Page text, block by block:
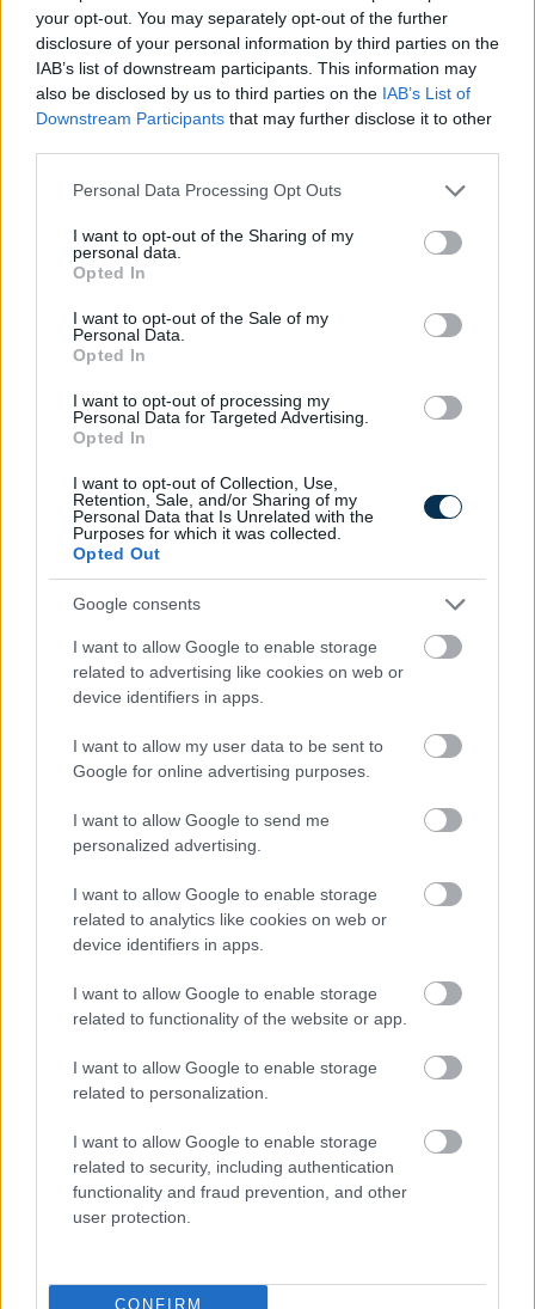
your opt-out. You may separately opt-out of the further
disclosure of your personal information by third parties on the
IAB’s list of downstream participants. This information may
also be disclosed by us to third parties on the IAB’s List of
Downstream Participants that may further disclose it to other
Please note that this website/app uses one or more Google
not limited to your visit or usage behaviour. You may click to
grant or deny consent to Google and its third-party tags to
use your data for below specified purposes in below Google
consent section.
Personal Data Processing Opt Outs
I want to opt-out of the Sharing of my
personal data.
Opted In
I want to opt-out of the Sale of my
Personal Data.
Opted In
I want to opt-out of processing my
Personal Data for Targeted Advertising.
Opted In
I want to opt-out of Collection, Use,
Retention, Sale, and/or Sharing of my
Personal Data that Is Unrelated with the
Purposes for which it was collected.
Opted Out
Google consents
I want to allow Google to enable storage
related to advertising like cookies on web or
device identifiers in apps.
I want to allow my user data to be sent to
Google for online advertising purposes.
I want to allow Google to send me
personalized advertising.
I want to allow Google to enable storage
related to analytics like cookies on web or
device identifiers in apps.
I want to allow Google to enable storage
related to functionality of the website or app.
I want to allow Google to enable storage
related to personalization.
I want to allow Google to enable storage
related to security, including authentication
functionality and fraud prevention, and other
user protection.
CONFIRM
erősíti a kis- és középvállalkozások,
valamint a mikrovállalkozások hosszú távú
támogatását a közép- és kelet-európai
régióban.
Hó okozta károk és
kátyúkárok a biztosítási
2026. 03. 04.
hónyomással összefüggő bejelentések
kapcsán: az idén már a 700-at is
mindössze néhány ilyen káreset volt.
Így lesz digitális
páncélterem a zsebekben
A készpénzmentes fizetési megoldások
térnyerésével a mindennapi pénzügyek
kezelése könnyebbé és gyorsabbá vált,
mint bármikor korábban. Legyen szó egy
online játék megvásárlásáról, az ebéd
kifizetéséről vagy a zsebpénz digitális
kezeléséről, a kényelem mellett a
biztonság kérdése is kiemelt jelentőséget
kapott.
Otthon Start hitel kamatok
- melyik banknál a
legkisebb a kamat?
2026. 03. 02.
Erősödik a verseny: már öt pénzintézet
kihelyezett lakáshitelek mintegy 80